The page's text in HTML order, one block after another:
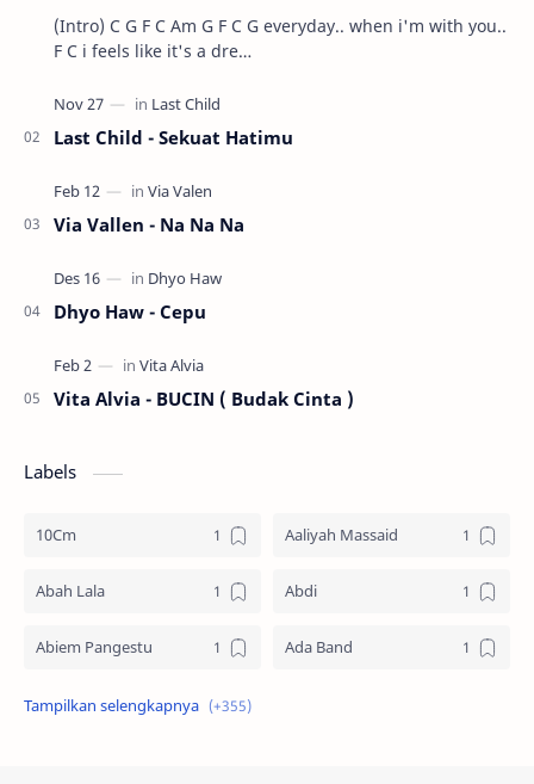
(Intro) C G F C Am G F C G everyday.. when i'm with you..
F C i feels like it's a dre…
Last Child - Sekuat Hatimu
Via Vallen - Na Na Na
Dhyo Haw - Cepu
Vita Alvia - BUCIN ( Budak Cinta )
Labels
10Cm Aaliyah Massaid
Abah Lala Abdi
Abiem Pangestu Ada Band
Ade La Muhu